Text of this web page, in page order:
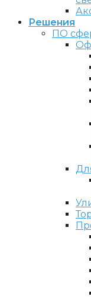
Решения
ПО